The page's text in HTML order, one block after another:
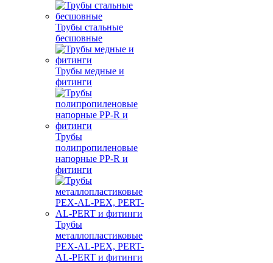
Трубы стальные
бесшовные
Трубы медные и
фитинги
Трубы
полипропиленовые
напорные PP-R и
фитинги
Трубы
металлопластиковые
PEX-AL-PEX, PERT-
AL-PERT и фитинги